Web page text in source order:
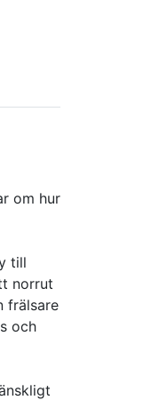
om hur
till
norrut
frälsare
och